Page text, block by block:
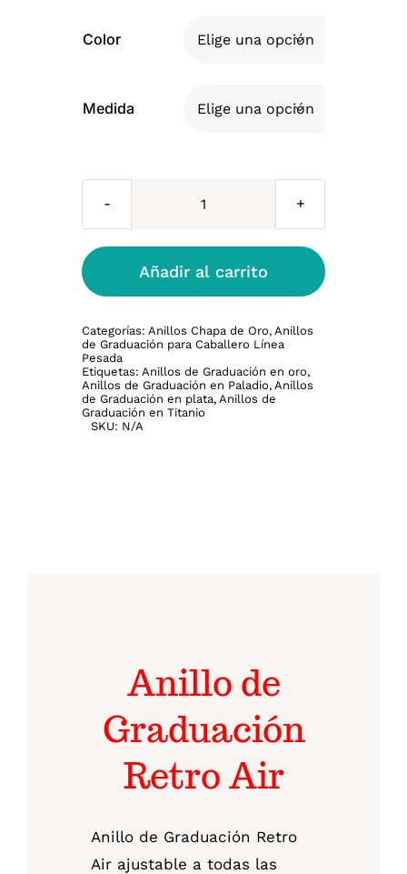
Color 
Medida 
Anillo
Graduación
Air
cantidad
Añadir al carrito
Categorías: Anillos Chapa de Oro, Anillos
de Graduación para Caballero Línea
Pesada
Etiquetas: Anillos de Graduación en oro,
Anillos de Graduación en Paladio, Anillos
de Graduación en plata, Anillos de
Graduación en Titanio
SKU: N/A
Anillo de
Graduación
Retro Air
Anillo de Graduación Retro
Air ajustable a todas las